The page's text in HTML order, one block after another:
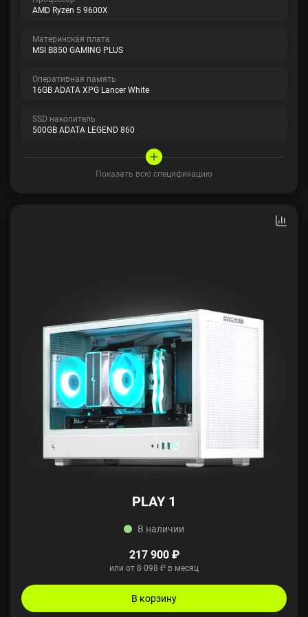
AMD Ryzen 5 9600X
Материнская плата
MSI B850 GAMING PLUS
Оперативная память
16GB ADATA XPG Lancer White
SSD накопитель
500GB ADATA LEGEND 860
Показать всю спецификацию
PLAY 1
В наличии
217 900 ₽
или от 8 098 ₽ в месяц
В корзину